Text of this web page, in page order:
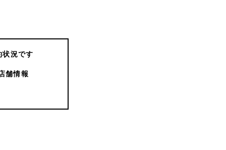
状況です
舗情報